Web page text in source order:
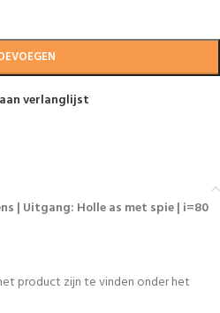
verlanglijst
| Uitgang: Holle as met spie | i=80
product zijn te vinden onder het